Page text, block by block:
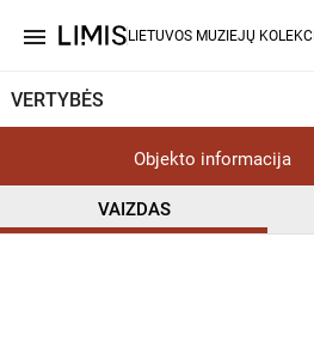
menu LIETUVOS MUZIEJŲ
VERTYBĖS
Objekto informacija
VAIZDAS